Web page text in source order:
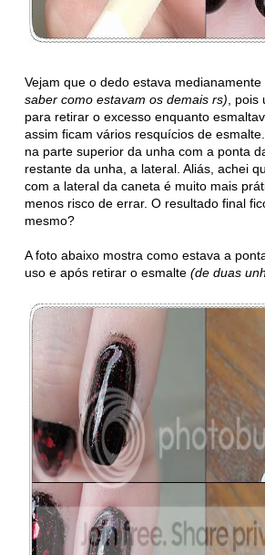
Vejam que o dedo estava
saber como estavam os demais rs) ,
para retirar o excesso enquanto
assim ficam vários resquícios de
na parte superior da unha com a ponta
restante da unha, a lateral. Aliás, achei
com a lateral da caneta é muito mais
menos risco de errar. O resultado final
mesmo?
A foto abaixo mostra como estava a
uso e após retirar o esmalte (de duas